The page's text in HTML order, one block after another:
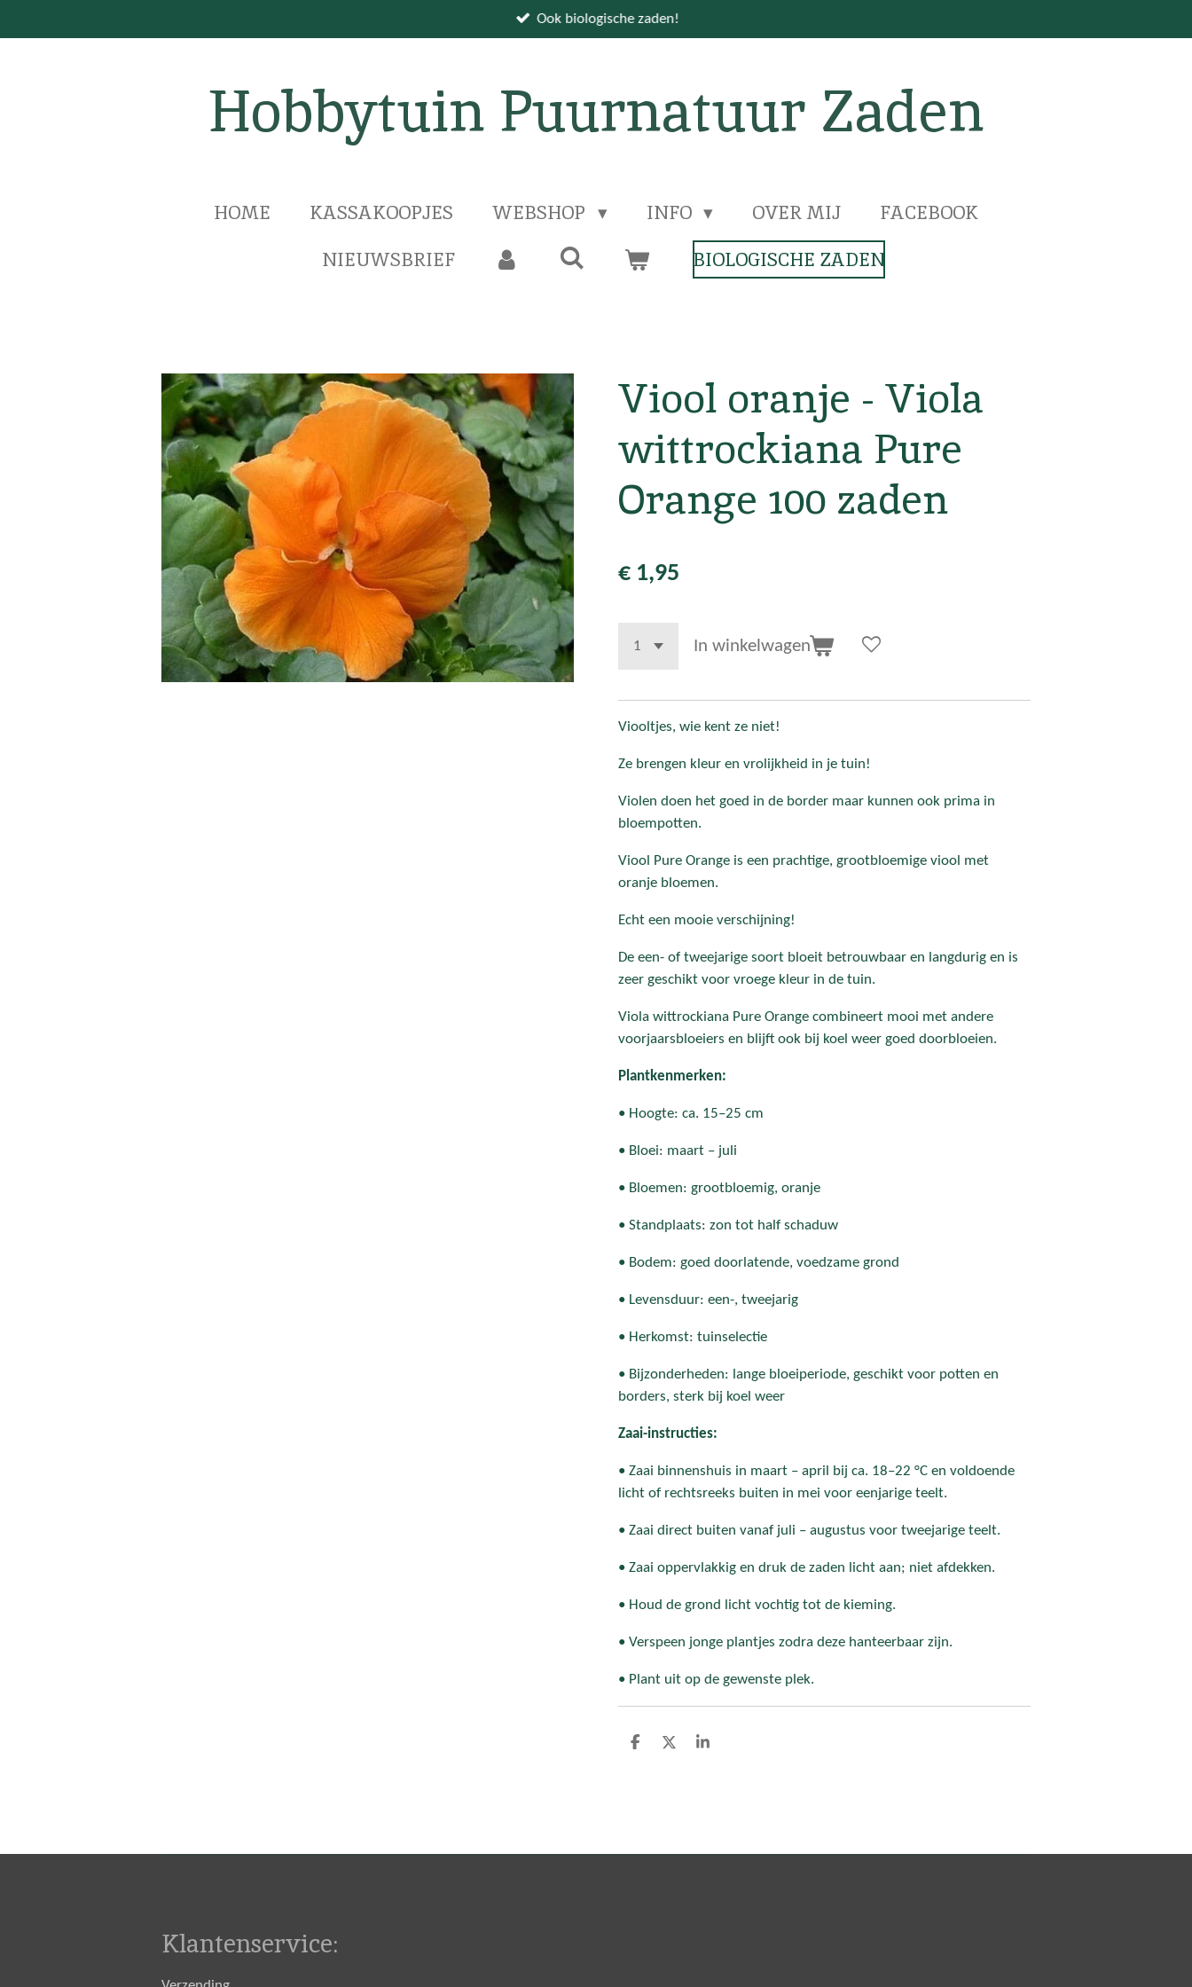
direct
Ook biologische zaden!
Hobbytuin Puurnatuur Zaden
HOME KASSAKOOPJES WEBSHOP INFO OVER MIJ
FACEBOOK
NIEUWSBRIEF
BIOLOGISCHE ZADEN
Viool oranje - Viola
wittrockiana Pure
Orange 100 zaden
€ 1,95
In winkelwagen
Viooltjes, wie kent ze niet!
Ze brengen kleur en vrolijkheid in je tuin!
Violen doen het goed in de border maar kunnen ook prima in
bloempotten.
Viool Pure Orange is een prachtige, grootbloemige viool met
oranje bloemen.
Echt een mooie verschijning!
De een- of tweejarige soort bloeit betrouwbaar en langdurig en is
zeer geschikt voor vroege kleur in de tuin.
Viola wittrockiana Pure Orange combineert mooi met andere
voorjaarsbloeiers en blijft ook bij koel weer goed doorbloeien.
Plantkenmerken:
• Hoogte: ca. 15–25 cm
• Bloei: maart – juli
• Bloemen: grootbloemig, oranje
• Standplaats: zon tot half schaduw
• Bodem: goed doorlatende, voedzame grond
• Levensduur: een-, tweejarig
• Herkomst: tuinselectie
• Bijzonderheden: lange bloeiperiode, geschikt voor potten en
borders, sterk bij koel weer
Zaai-instructies:
• Zaai binnenshuis in maart – april bij ca. 18–22 °C en voldoende
licht of rechtsreeks buiten in mei voor eenjarige teelt.
• Zaai direct buiten vanaf juli – augustus voor tweejarige teelt.
• Zaai oppervlakkig en druk de zaden licht aan; niet afdekken.
• Houd de grond licht vochtig tot de kieming.
• Verspeen jonge plantjes zodra deze hanteerbaar zijn.
• Plant uit op de gewenste plek.
D
D
S
Klantenservice: